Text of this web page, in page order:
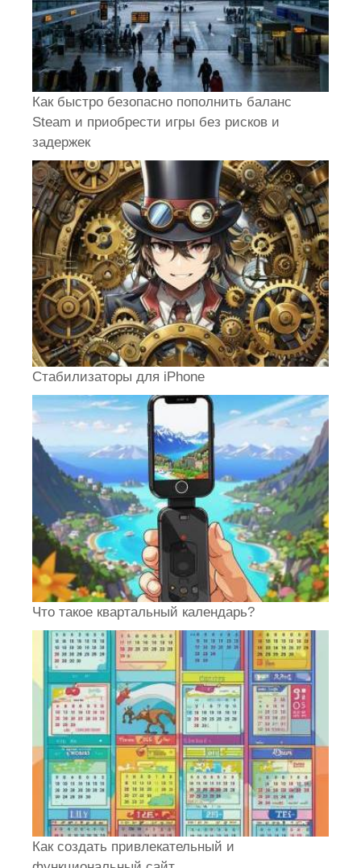
Как быстро безопасно пополнить баланс
Steam и приобрести игры без рисков и
задержек
Стабилизаторы для iPhone
Что такое квартальный календарь?
Как создать привлекательный и